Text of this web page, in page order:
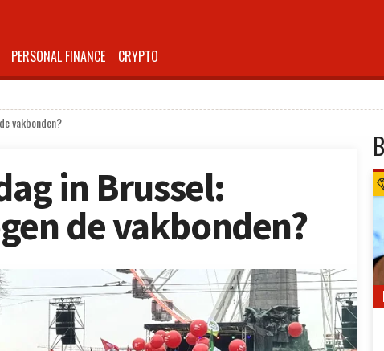
PERSONAL FINANCE CRYPTO
vakbonden?
in Brussel:
de vakbonden?